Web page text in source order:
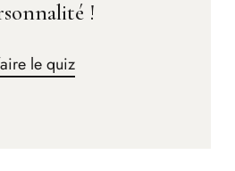
!
le quiz